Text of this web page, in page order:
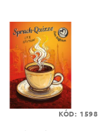
KÓD: 1598